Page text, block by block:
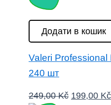
Додати в кошик
Valeri Professional
240 шт
249,00Kč 199,00 Kč